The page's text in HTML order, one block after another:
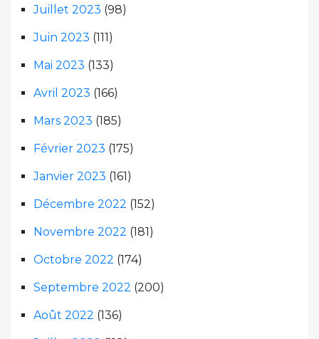
Juillet 2023 (98)
Juin 2023 (111)
Mai 2023 (133)
Avril 2023 (166)
Mars 2023 (185)
Février 2023 (175)
Janvier 2023 (161)
Décembre 2022 (152)
Novembre 2022 (181)
Octobre 2022 (174)
Septembre 2022 (200)
Août 2022 (136)